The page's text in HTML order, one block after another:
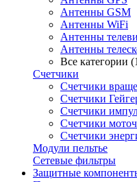
Антенны GSM
Антенны WiFi
Антенны
Антенны
Все категории
Счетчики
Счетчики
Счетчики
Счетчики
Счетчики
Счетчики
Модули пельтье
Сетевые фильтры
Защитные